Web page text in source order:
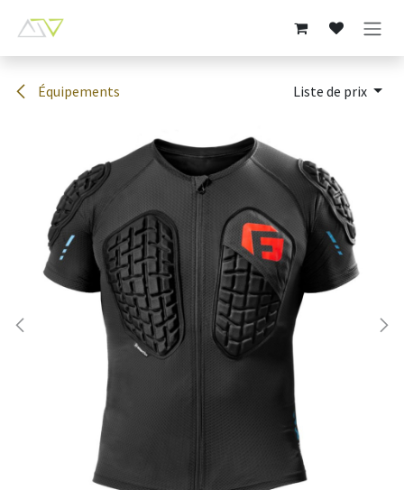
Équipements Liste de prix